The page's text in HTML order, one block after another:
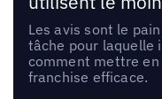
Les avis sont le
tâche pour laquelle
comment mettre en
franchise efficace.